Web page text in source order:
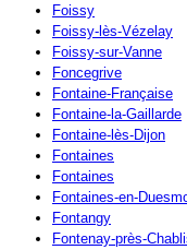
Foissy
Foissy-lès-Vézelay
Foissy-sur-Vanne
Foncegrive
Fontaine-Française
Fontaine-la-Gaillarde
Fontaine-lès-Dijon
Fontaines
Fontaines
Fontaines-en-
Fontangy
Fontenay-près-